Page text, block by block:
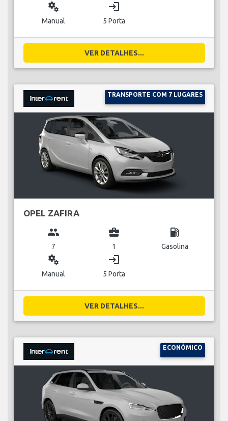
miscellaneous_services
Manual
login
5 Porta
VER DETALHES...
TRANSPORTE COM 7 LUGARES
OPEL ZAFIRA
group
7
business_center
1
local_gas_station
Gasolina
miscellaneous_services
Manual
login
5 Porta
VER DETALHES...
ECONÓMICO